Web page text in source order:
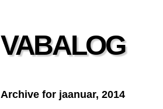
VABALOG
Archive for jaanuar, 2014